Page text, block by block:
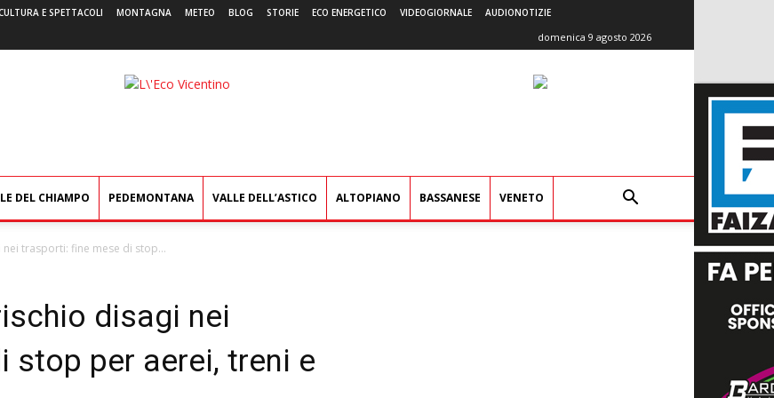
E SPETTACOLI MONTAGNA METEO BLOG STORIE ECO ENERGETICO VIDEOGIORNALE AUDIONOTIZIE
domenica 9 agosto 2026
L'Eco
DEL CHIAMPO PEDEMONTANA VALLE DELL’ASTICO ALTOPIANO BASSANESE VENETO
trasporti: fine mese di stop...
disagi nei
stop per aerei, treni e